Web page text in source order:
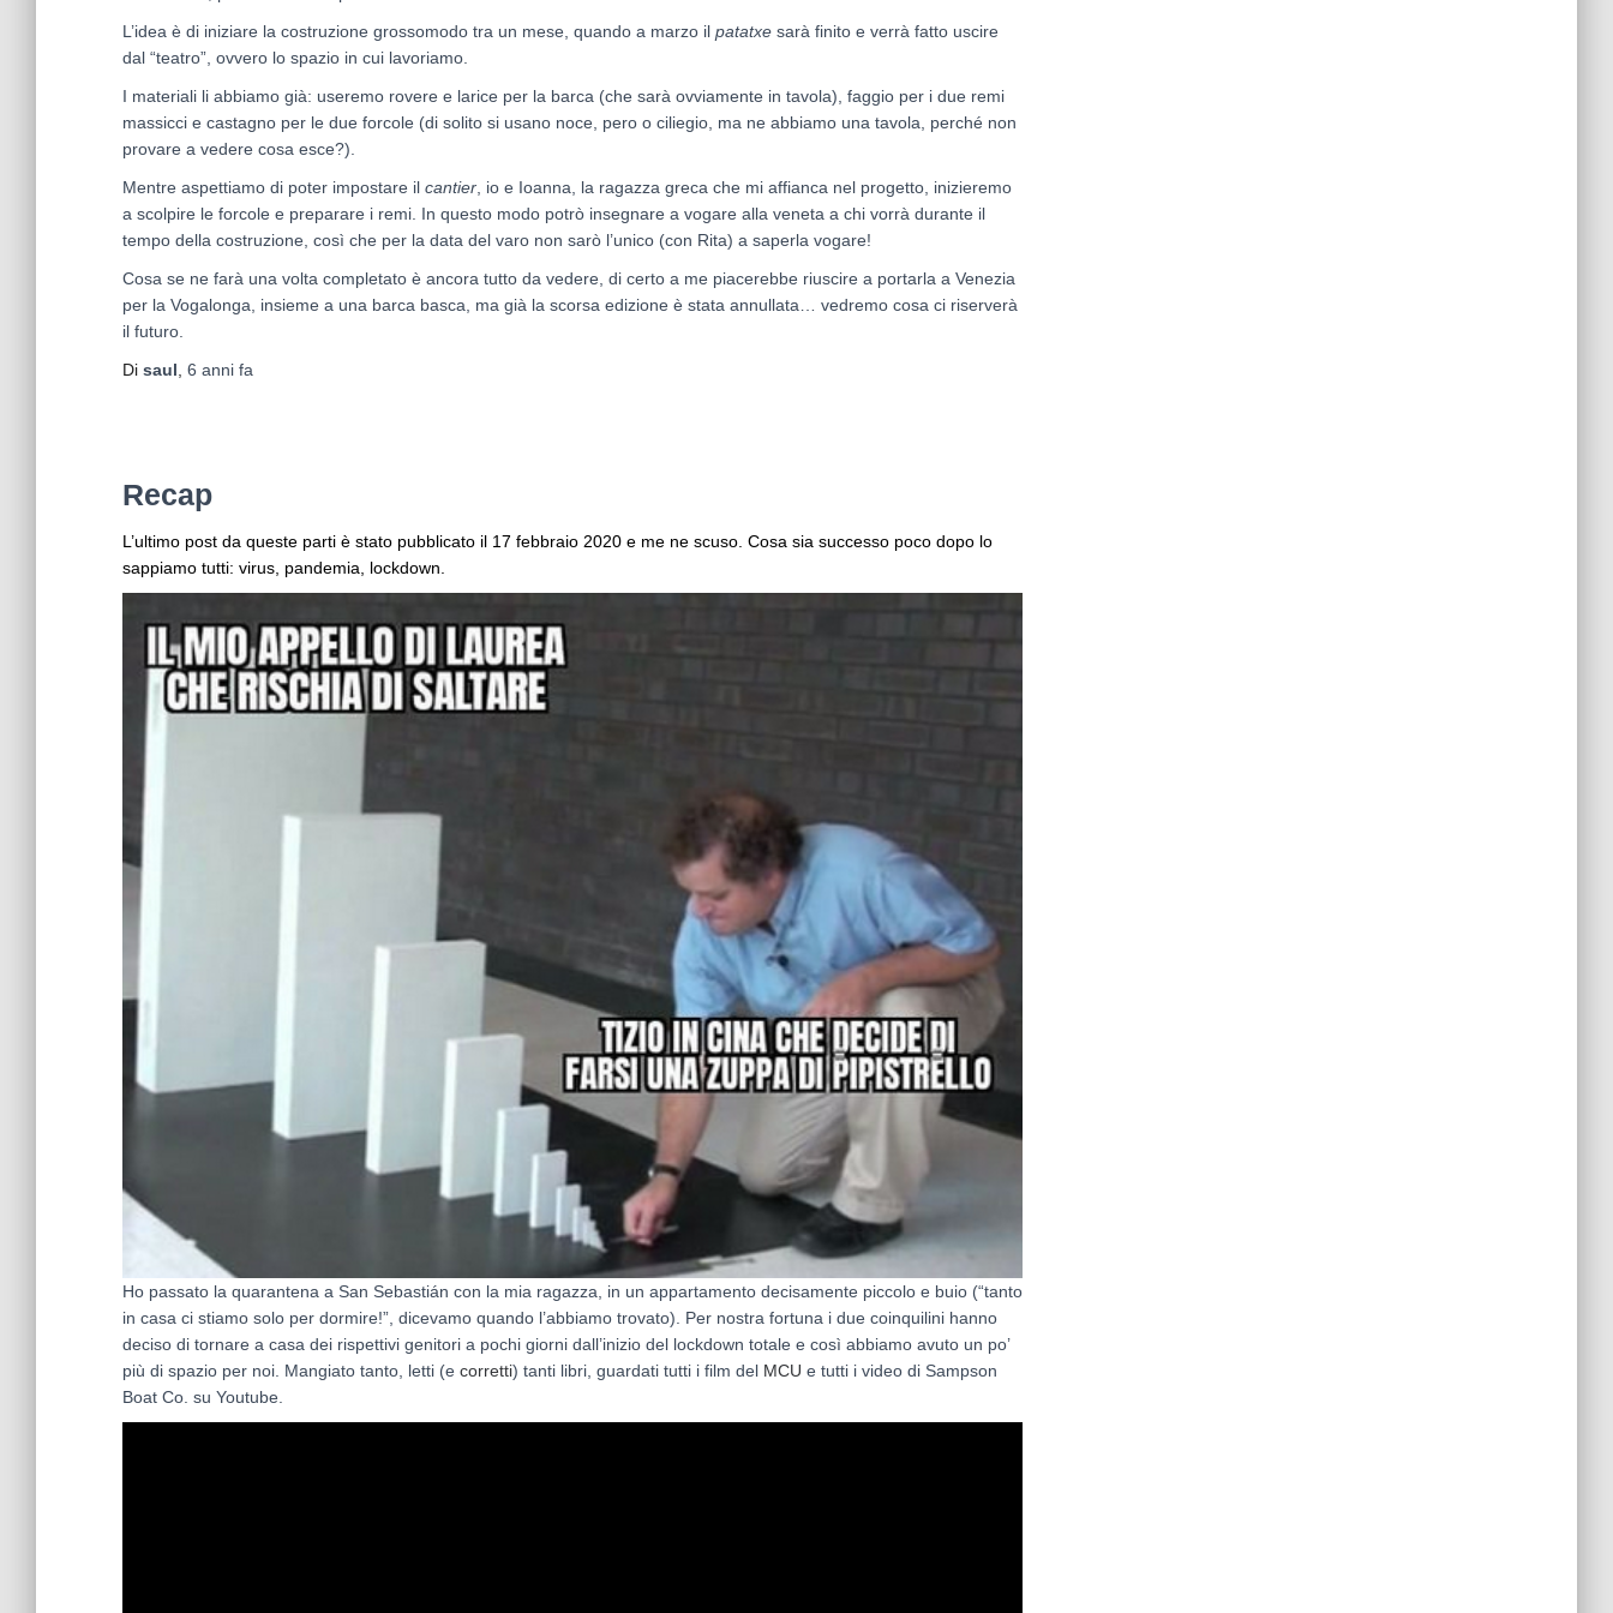
L’idea è di iniziare la costruzione grossomodo tra un mese, quando a marzo il patatxe sarà finito e verrà fatto uscire
dal “teatro”, ovvero lo spazio in cui lavoriamo.
I materiali li abbiamo già: useremo rovere e larice per la barca (che sarà ovviamente in tavola), faggio per i due remi
massicci e castagno per le due forcole (di solito si usano noce, pero o ciliegio, ma ne abbiamo una tavola, perché non
provare a vedere cosa esce?).
Mentre aspettiamo di poter impostare il cantier , io e Ioanna, la ragazza greca che mi affianca nel progetto, inizieremo
a scolpire le forcole e preparare i remi. In questo modo potrò insegnare a vogare alla veneta a chi vorrà durante il
tempo della costruzione, così che per la data del varo non sarò l’unico (con Rita) a saperla vogare!
Cosa se ne farà una volta completato è ancora tutto da vedere, di certo a me piacerebbe riuscire a portarla a Venezia
per la Vogalonga, insieme a una barca basca, ma già la scorsa edizione è stata annullata… vedremo cosa ci riserverà
il futuro.
Di saul 6 anni fa
Recap
L’ultimo post da queste parti è stato pubblicato il 17 febbraio 2020 e me ne scuso. Cosa sia successo poco dopo lo
sappiamo tutti: virus, pandemia, lockdown.
Ho passato la quarantena a San Sebastián con la mia ragazza, in un appartamento decisamente piccolo e buio (“tanto
in casa ci stiamo solo per dormire!”, dicevamo quando l’abbiamo trovato). Per nostra fortuna i due coinquilini hanno
deciso di tornare a casa dei rispettivi genitori a pochi giorni dall’inizio del lockdown totale e così abbiamo avuto un po’
più di spazio per noi. Mangiato tanto, letti (e corretti) tanti libri, guardati tutti i film del MCU e tutti i video di Sampson
Boat Co. su Youtube.